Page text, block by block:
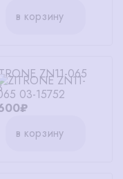
в корзину
ZN11-065
в корзину